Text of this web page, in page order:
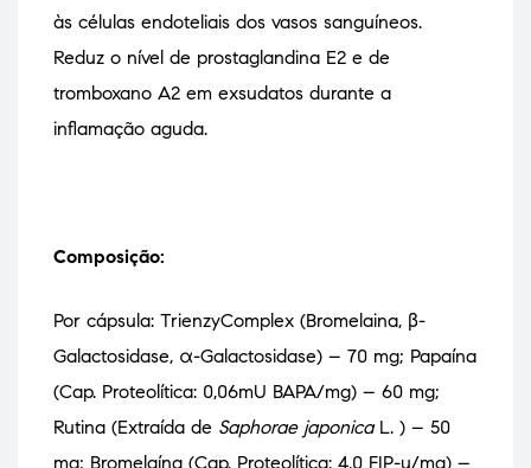
às células endoteliais dos vasos sanguíneos.
Reduz o nível de prostaglandina E2 e de
tromboxano A2 em exsudatos durante a
inflamação aguda.
Composição:
Por cápsula: TrienzyComplex (Bromelaina, β-
Galactosidase, α-Galactosidase) – 70 mg; Papaína
(Cap. Proteolítica: 0,06mU BAPA/mg) – 60 mg;
Rutina (Extraída de Saphorae japonicaL. ) – 50
mg; Bromelaína (Cap. Proteolítica: 4,0 FIP-u/mg) –